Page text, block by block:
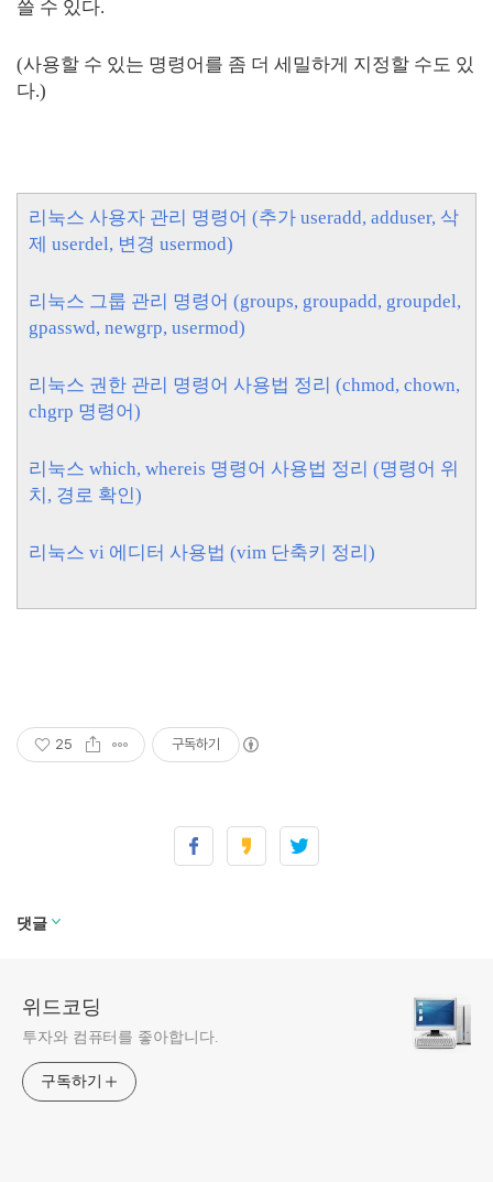
쓸 수 있다.
(사용할 수 있는 명령어를 좀 더 세밀하게 지정할 수도 있
다.)
리눅스 사용자 관리 명령어 (추가 useradd, adduser, 삭
제 userdel, 변경 usermod)
리눅스 그룹 관리 명령어 (groups, groupadd, groupdel,
gpasswd, newgrp, usermod)
리눅스 권한 관리 명령어 사용법 정리 (chmod, chown,
chgrp 명령어)
리눅스 which, whereis 명령어 사용법 정리 (명령어 위
치, 경로 확인)
리눅스 vi 에디터 사용법 (vim 단축키 정리)
25 구독하기
댓글
위드코딩
투자와 컴퓨터를 좋아합니다.
구독하기